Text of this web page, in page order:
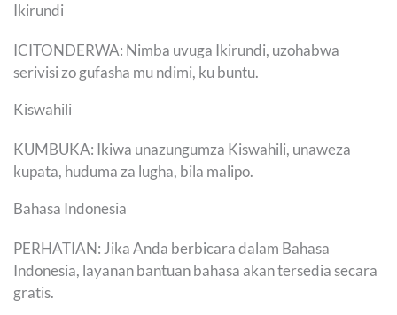
Ikirundi
ICITONDERWA: Nimba uvuga Ikirundi, uzohabwa
serivisi zo gufasha mu ndimi, ku buntu.
Kiswahili
KUMBUKA: Ikiwa unazungumza Kiswahili, unaweza
kupata, huduma za lugha, bila malipo.
Bahasa Indonesia
PERHATIAN: Jika Anda berbicara dalam Bahasa
Indonesia, layanan bantuan bahasa akan tersedia secara
gratis.